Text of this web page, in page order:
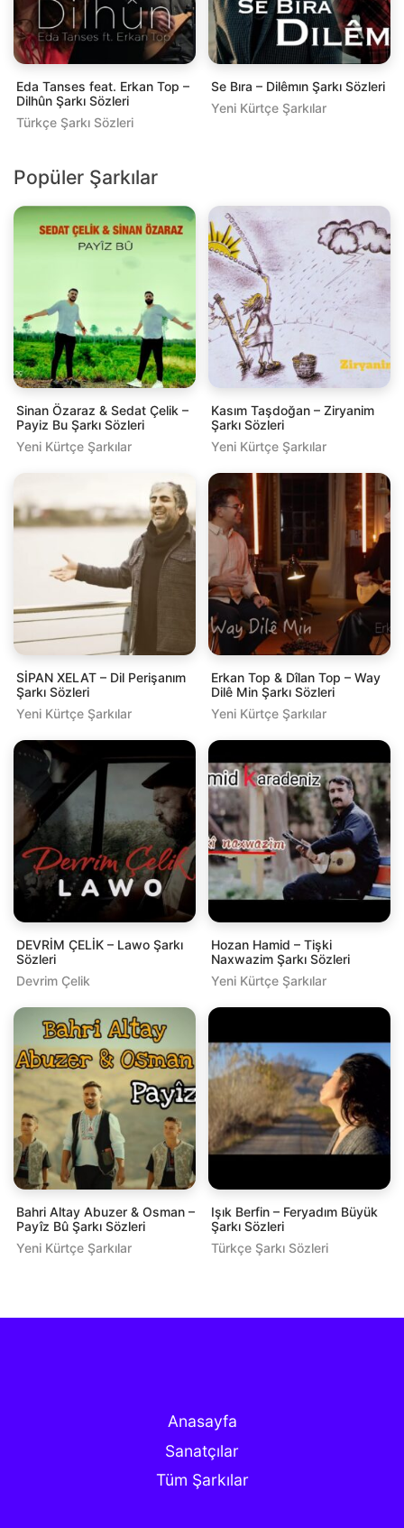
Eda Tanses feat. Erkan Top –
Dilhûn Şarkı Sözleri
Türkçe Şarkı Sözleri
Se Bıra – Dilêmın Şarkı Sözleri
Yeni Kürtçe Şarkılar
Popüler Şarkılar
Sinan Özaraz & Sedat Çelik –
Payiz Bu Şarkı Sözleri
Yeni Kürtçe Şarkılar
Kasım Taşdoğan – Ziryanim
Şarkı Sözleri
Yeni Kürtçe Şarkılar
SİPAN XELAT – Dil Perişanım
Şarkı Sözleri
Yeni Kürtçe Şarkılar
Erkan Top & Dîlan Top – Way
Dilê Min Şarkı Sözleri
Yeni Kürtçe Şarkılar
DEVRİM ÇELİK – Lawo Şarkı
Sözleri
Devrim Çelik
Hozan Hamid – Tişki
Naxwazim Şarkı Sözleri
Yeni Kürtçe Şarkılar
Bahri Altay Abuzer & Osman –
Payîz Bû Şarkı Sözleri
Yeni Kürtçe Şarkılar
Işık Berfin – Feryadım Büyük
Şarkı Sözleri
Türkçe Şarkı Sözleri
Anasayfa
Sanatçılar
Tüm Şarkılar